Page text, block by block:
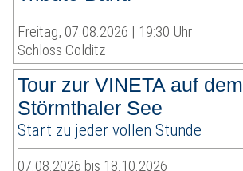
Freitag, 07.08.2026 | 19:30 Uhr
Schloss Colditz
Tour zur VINETA auf dem
Störmthaler See
Start zu jeder vollen Stunde
07.08.2026 bis 18.10.2026